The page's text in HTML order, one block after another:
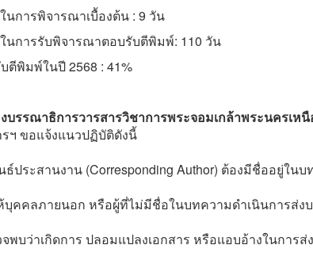
นการพิจารณาเบื้องต้น : 9 วัน
นการรับพิจารณาตอบรับตีพิมพ์: 110 วัน
ตีพิมพ์ในปี 2568 : 41%
บรรณาธิการวารสารวิชาการพระจอมเกล้าพระนครเหนื
รฯ ขอแจ้งแนวปฏิบัติดังนี้
ะสานงาน (Corresponding Author) ต้องมีชื่ออยู่ในบ
ลภายนอก หรือผู้ที่ไม่มีชื่อในบทความดำเนินการส่งบ
ว่าเกิดการ ปลอมแปลงเอกสาร หรือแอบอ้างในการส่